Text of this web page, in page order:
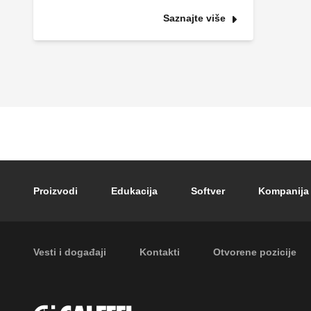
Saznajte više
Footer main navigation
Proizvodi Edukacija Softver Kompanija
Footer secondary navigation
Vesti i događaji Kontakti Otvorene pozicije